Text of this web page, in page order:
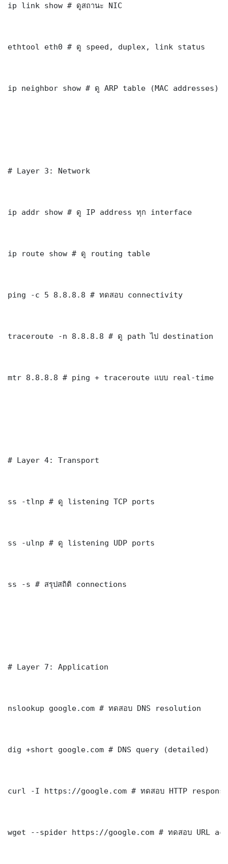
ip link show # ดูสถานะ NIC
ethtool eth0 # ดู speed, duplex, link status
ip neighbor show # ดู ARP table (MAC addresses)
# Layer 3: Network
ip addr show # ดู IP address ทุก interface
ip route show # ดู routing table
ping -c 5 8.8.8.8 # ทดสอบ connectivity
traceroute -n 8.8.8.8 # ดู path ไป destination
mtr 8.8.8.8 # ping + traceroute แบบ real-time
# Layer 4: Transport
ss -tlnp # ดู listening TCP ports
ss -ulnp # ดู listening UDP ports
ss -s # สรุปสถิติ connections
# Layer 7: Application
nslookup google.com # ทดสอบ DNS resolution
dig +short google.com # DNS query (detailed)
curl -I https://google.com # ทดสอบ HTTP
wget --spider https://google.com # ทดสอบ URL